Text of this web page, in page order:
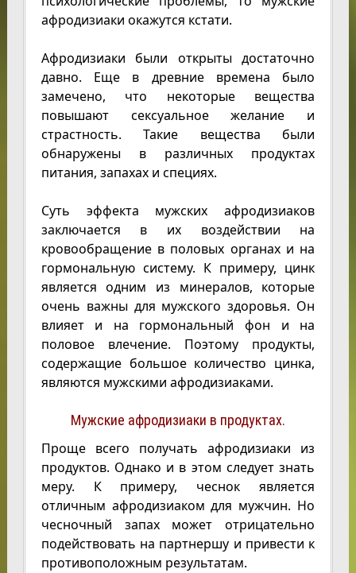
афродизиаки окажутся кстати.
Афродизиаки были открыты достаточно
давно. Еще в древние времена было
замечено, что некоторые вещества
повышают сексуальное желание и
страстность. Такие вещества были
обнаружены в различных продуктах
питания, запахах и специях.
Суть эффекта мужских афродизиаков
заключается в их воздействии на
кровообращение в половых органах и на
гормональную систему. К примеру, цинк
является одним из минералов, которые
очень важны для мужского здоровья. Он
влияет и на гормональный фон и на
половое влечение. Поэтому продукты,
содержащие большое количество цинка,
являются мужскими афродизиаками.
Мужские афродизиаки в продуктах.
Проще всего получать афродизиаки из
продуктов. Однако и в этом следует знать
меру. К примеру, чеснок является
отличным афродизиаком для мужчин. Но
чесночный запах может отрицательно
подействовать на партнершу и привести к
противоположным результатам.